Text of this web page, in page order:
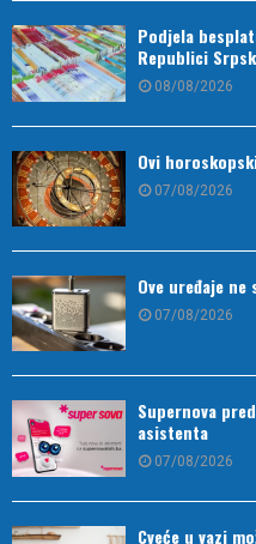
Podjela
Republici
08/08/2026
Ovi
07/08/2026
Ove uređaje
07/08/2026
Supernova
asistenta
07/08/2026
Cveće u vazi